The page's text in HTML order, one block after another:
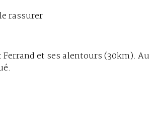
rassurer
Ferrand et ses alentours (30km). Au